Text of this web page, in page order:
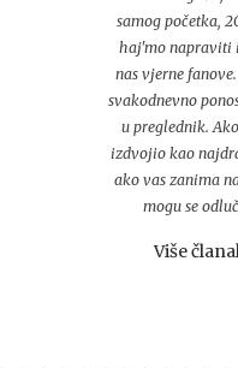
samog početka,
haj'mo napraviti
nas vjerne
svakodnevno
u preglednik.
izdvojio kao
ako vas zanima
mogu se
Više